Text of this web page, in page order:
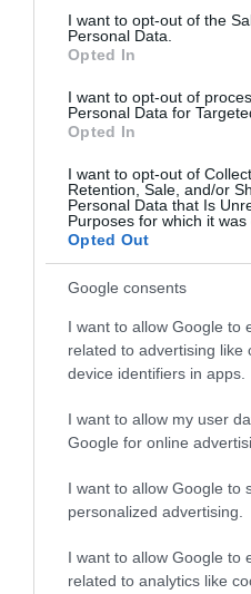
consent section.
I want to opt-out of the
Personal Data.
Opted In
I want to opt-out of
Personal Data for
Opted In
I want to opt-out of
Retention, Sale, and/or
Personal Data that Is
Purposes for which it was
Opted Out
Google consents
I want to allow Google to
related to advertising like
device identifiers in apps.
I want to allow my user
Google for online
I want to allow Google to
personalized advertising.
I want to allow Google to
related to analytics like
454 82
9 h 55 min
Fungus Dries Up And
302 58 228
10 h 37 min